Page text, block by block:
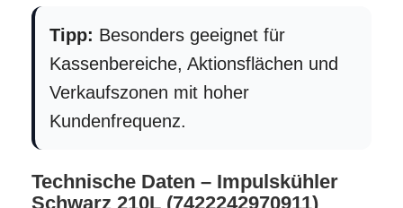
Tipp: Besonders geeignet für
Kassenbereiche, Aktionsflächen und
Verkaufszonen mit hoher
Kundenfrequenz.
Technische Daten – Impulskühler
Schwarz 210L (7422242970911)